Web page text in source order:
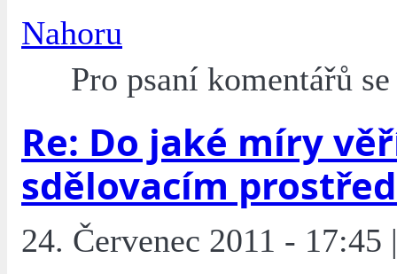
Nahoru
Pro psaní komentářů
Re: Do jaké míry
sdělovacím
24. Červenec 2011 - 17:45